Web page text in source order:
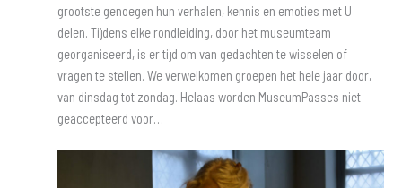
grootste genoegen hun verhalen, kennis en emoties met U
delen. Tijdens elke rondleiding, door het museumteam
georganiseerd, is er tijd om van gedachten te wisselen of
vragen te stellen. We verwelkomen groepen het hele jaar door,
van dinsdag tot zondag. Helaas worden MuseumPasses niet
geaccepteerd voor…